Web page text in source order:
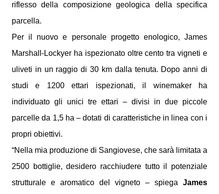
riflesso della composizione geologica della specifica
parcella.
Per il nuovo e personale progetto enologico, James
Marshall-Lockyer ha ispezionato oltre cento tra vigneti e
uliveti in un raggio di 30 km dalla tenuta. Dopo anni di
studi e 1200 ettari ispezionati, il winemaker ha
individuato gli unici tre ettari – divisi in due piccole
parcelle da 1,5 ha – dotati di caratteristiche in linea con i
propri obiettivi.
“Nella mia produzione di Sangiovese, che sarà limitata a
2500 bottiglie, desidero racchiudere tutto il potenziale
strutturale e aromatico del vigneto – spiega James